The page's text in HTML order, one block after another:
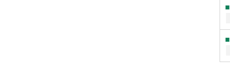
■
■